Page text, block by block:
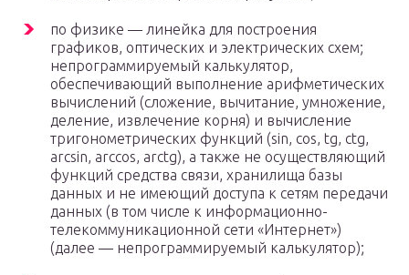
по физике — линейка для построения
графиков, оптических и электрических схем;
непрограммируемый калькулятор,
обеспечивающий выполнение арифметических
вычислений (сложение, вычитание, умножение,
деление, извлечение корня) и вычисление
тригонометрических функций (sin, cos, tg, ctg,
arcsin, arccos, arctg), а также не осуществляющий
функций средства связи, хранилища базы
данных и не имеющий доступа к сетям передачи
данных (в том числе к информационно-
телекоммуникационной сети «Интернет»)
(далее — непрограммируемый калькулятор);